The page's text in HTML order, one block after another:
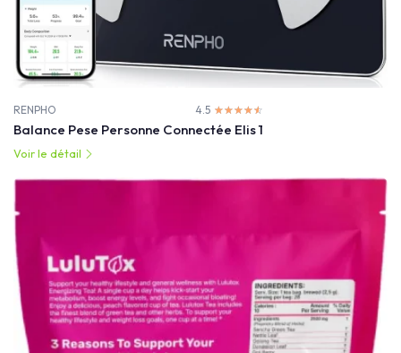
RENPHO 4.5 ☆☆☆☆☆
★★★★★
Balance Pese Personne Connectée Elis 1
Voir le détail